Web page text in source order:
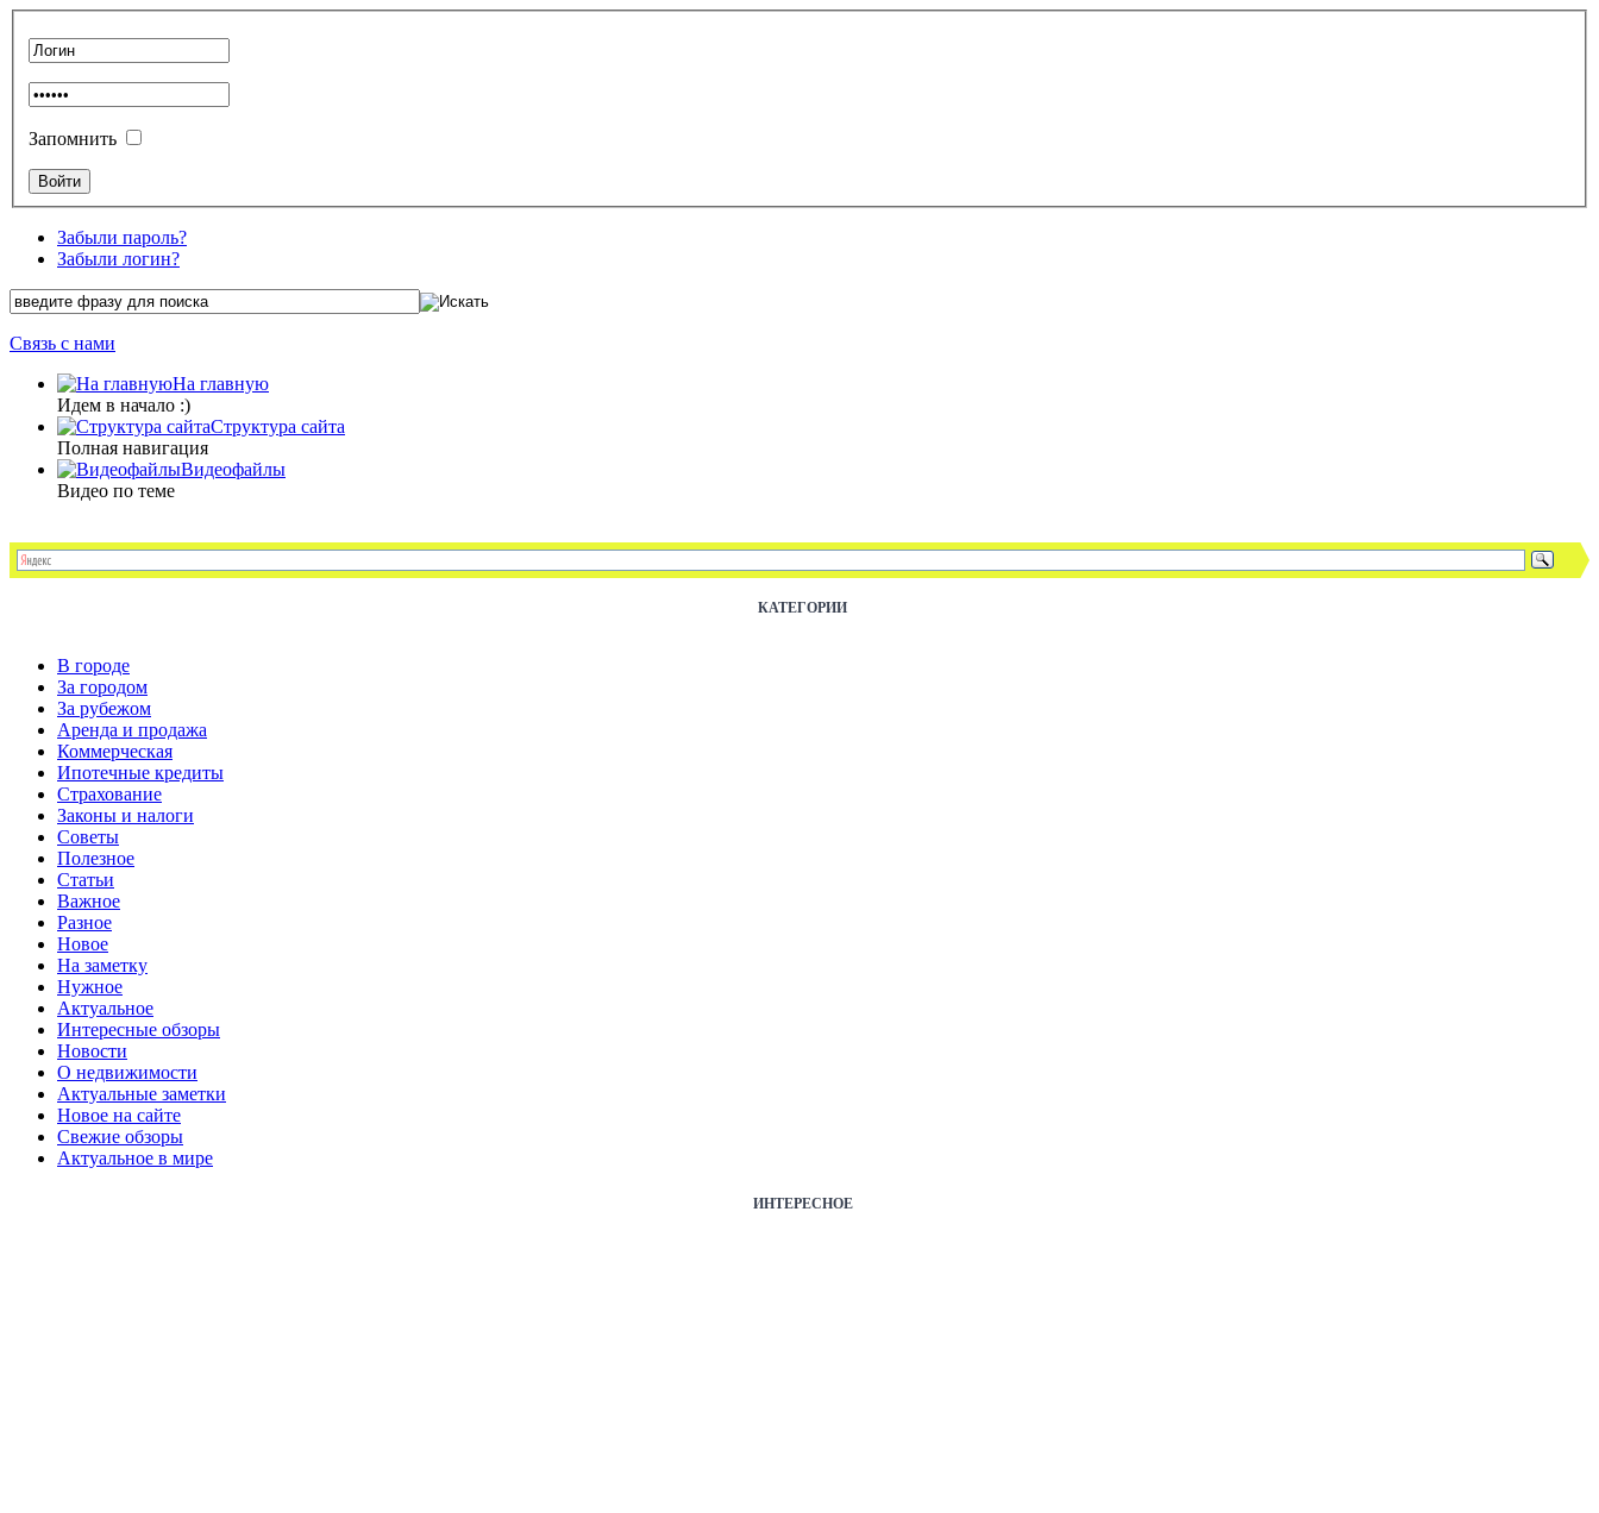
Запомнить
Забыли пароль?
Забыли логин?
Связь с нами
На главную
Идем в начало :)
Структура сайта
Полная навигация
Видеофайлы
Видео по теме
КАТЕГОРИИ
В городе
За городом
За рубежом
Аренда и продажа
Коммерческая
Ипотечные кредиты
Страхование
Законы и налоги
Советы
Полезное
Статьи
Важное
Разное
Новое
На заметку
Нужное
Актуальное
Интересные обзоры
Новости
О недвижимости
Актуальные заметки
Новое на сайте
Свежие обзоры
Актуальное в мире
ИНТЕРЕСНОЕ